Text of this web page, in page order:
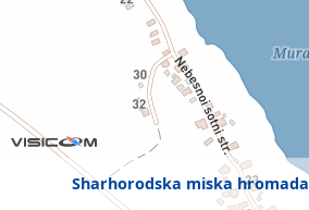
Sharhorodska miska hromada